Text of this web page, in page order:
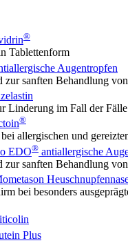
®
Tablettenform
Augentropfen
zur sanften Behandlung
Linderung im Fall der Fälle
®
allergischen und
EDO® antiallergische
zur sanften Behandlung
bei besonders
Plus